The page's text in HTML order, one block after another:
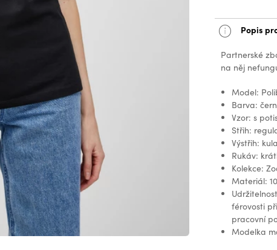
Popis
Partnerské
na něj
Model:
Barva:
Vzor: s
Střih:
Výstřih:
Rukáv:
Kolekce:
Materiál:
férovosti
pracovní
Modelka